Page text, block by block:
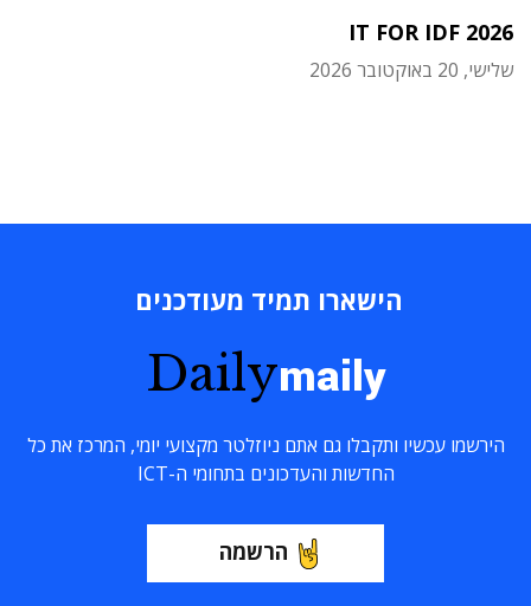
IT FOR IDF 2026
שלישי, 20 באוקטובר 2026
הישארו תמיד מעודכנים
Dailymaily
הירשמו עכשיו ותקבלו גם אתם ניוזלטר מקצועי יומי, המרכז את כל
החדשות והעדכונים בתחומי ה-ICT
הרשמה